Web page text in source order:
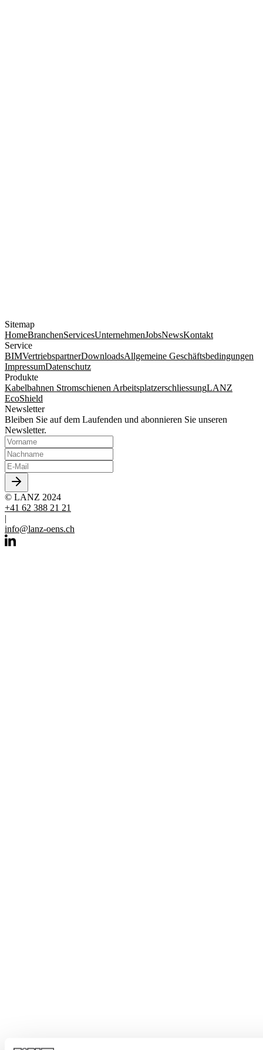
Sitemap
HomeBranchenServicesUnternehmenJobsNewsKontakt
Service
BIMVertriebspartnerDownloadsAllgemeine Geschäftsbedingungen
ImpressumDatenschutz
Produkte
Kabelbahnen Stromschienen ArbeitsplatzerschliessungLANZ
EcoShield
Newsletter
Bleiben Sie auf dem Laufenden und abonnieren Sie unseren
Newsletter.
© LANZ 2024
+41 62 388 21 21
|
info@lanz-oens.ch